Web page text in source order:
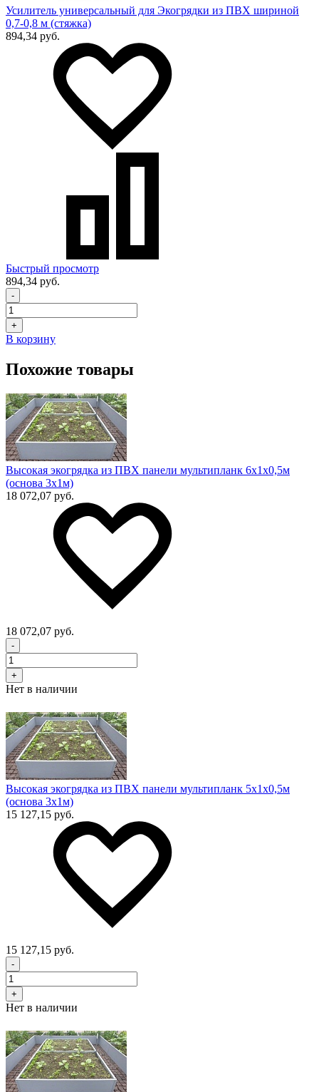
Усилитель универсальный для Экогрядки из ПВХ шириной
0,7-0,8 м (стяжка)
894,34 руб.
Быстрый просмотр
894,34 руб.
-
+
В корзину
Похожие товары
Высокая экогрядка из ПВХ панели мультипланк 6х1х0,5м
(основа 3х1м)
18 072,07 руб.
18 072,07 руб.
-
+
Нет в наличии
Высокая экогрядка из ПВХ панели мультипланк 5х1х0,5м
(основа 3х1м)
15 127,15 руб.
15 127,15 руб.
-
+
Нет в наличии